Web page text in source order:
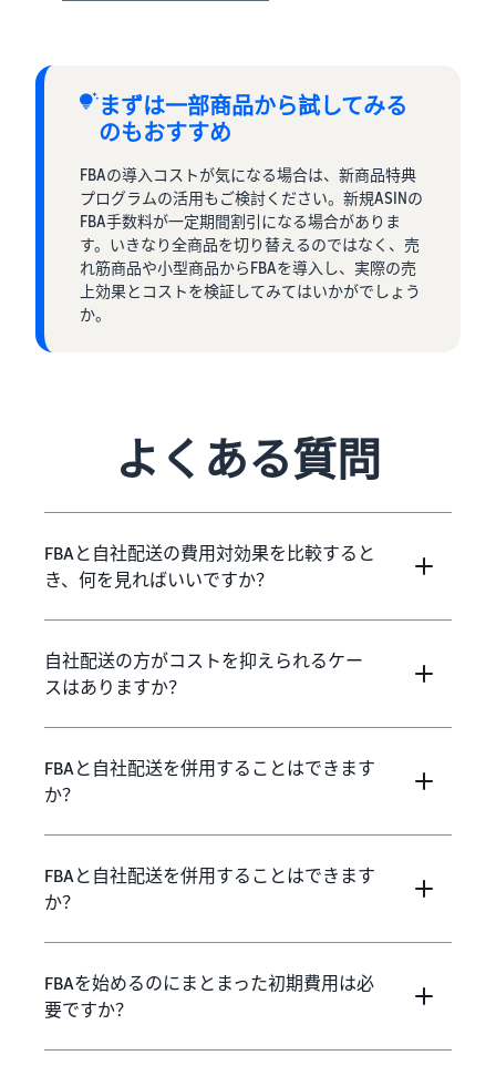
まずは一部商品から試してみる
のもおすすめ
FBAの導入コストが気になる場合は、新商品特典
プログラムの活用もご検討ください。新規ASINの
FBA手数料が一定期間割引になる場合がありま
す。いきなり全商品を切り替えるのではなく、売
れ筋商品や小型商品からFBAを導入し、実際の売
上効果とコストを検証してみてはいかがでしょう
か。
よくある質問
FBAと自社配送の費用対効果を比較すると
き、何を見ればいいですか？
自社配送の方がコストを抑えられるケー
スはありますか？
FBAと自社配送を併用することはできます
か？
FBAと自社配送を併用することはできます
か？
FBAを始めるのにまとまった初期費用は必
要ですか？